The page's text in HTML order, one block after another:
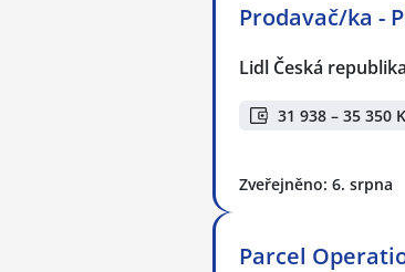
Prodavač/ka -
Lidl Česká
31 938 – 35 350
Zveřejněno: 6. srpna
Parcel